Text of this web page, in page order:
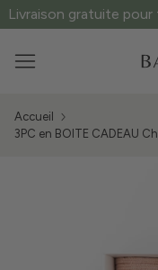
Livraison gratuite
Accueil
3PC en BOITE CADEAU